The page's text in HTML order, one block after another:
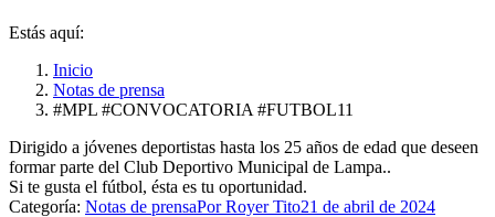
Estás aquí:
Inicio
Notas de prensa
#MPL #CONVOCATORIA #FUTBOL11
Dirigido a jóvenes deportistas hasta los 25 años de edad que deseen
formar parte del Club Deportivo Municipal de Lampa..
Si te gusta el fútbol, ésta es tu oportunidad.
Categoría: Notas de prensaPorRoyer Tito21 de abril de 2024